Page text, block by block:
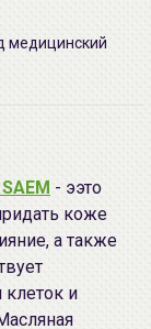
медицинский
- ээто
коже
а также
и